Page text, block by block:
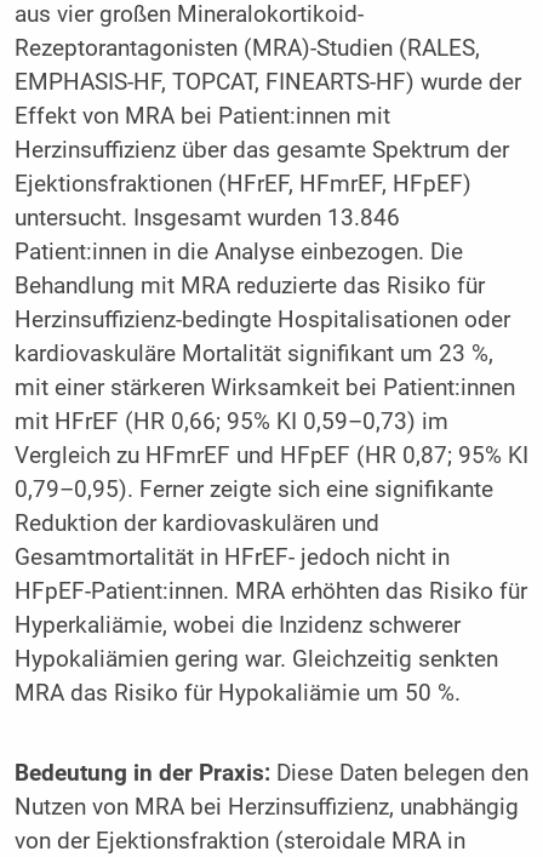
aus vier großen Mineralokortikoid-
Rezeptorantagonisten (MRA)-Studien (RALES,
EMPHASIS-HF, TOPCAT, FINEARTS-HF) wurde der
Effekt von MRA bei Patient:innen mit
Herzinsuffizienz über das gesamte Spektrum der
Ejektionsfraktionen (HFrEF, HFmrEF, HFpEF)
untersucht. Insgesamt wurden 13.846
Patient:innen in die Analyse einbezogen. Die
Behandlung mit MRA reduzierte das Risiko für
Herzinsuffizienz-bedingte Hospitalisationen oder
kardiovaskuläre Mortalität signifikant um 23 %,
mit einer stärkeren Wirksamkeit bei Patient:innen
mit HFrEF (HR 0,66; 95% KI 0,59–0,73) im
Vergleich zu HFmrEF und HFpEF (HR 0,87; 95% KI
0,79–0,95). Ferner zeigte sich eine signifikante
Reduktion der kardiovaskulären und
Gesamtmortalität in HFrEF- jedoch nicht in
HFpEF-Patient:innen. MRA erhöhten das Risiko für
Hyperkaliämie, wobei die Inzidenz schwerer
Hypokaliämien gering war. Gleichzeitig senkten
MRA das Risiko für Hypokaliämie um 50 %.
Bedeutung in der Praxis:Diese Daten belegen den
Nutzen von MRA bei Herzinsuffizienz, unabhängig
von der Ejektionsfraktion (steroidale MRA in